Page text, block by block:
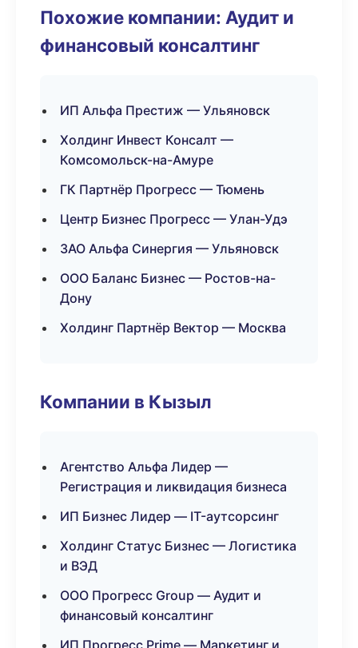
Похожие компании: Аудит и
финансовый консалтинг
ИП Альфа Престиж — Ульяновск
Холдинг Инвест Консалт —
Комсомольск-на-Амуре
ГК Партнёр Прогресс — Тюмень
Центр Бизнес Прогресс — Улан-Удэ
ЗАО Альфа Синергия — Ульяновск
ООО Баланс Бизнес — Ростов-на-
Дону
Холдинг Партнёр Вектор — Москва
Компании в Кызыл
Агентство Альфа Лидер —
Регистрация и ликвидация бизнеса
ИП Бизнес Лидер — IT-аутсорсинг
Холдинг Статус Бизнес — Логистика
и ВЭД
ООО Прогресс Group — Аудит и
финансовый консалтинг
ИП Прогресс Prime — Маркетинг и